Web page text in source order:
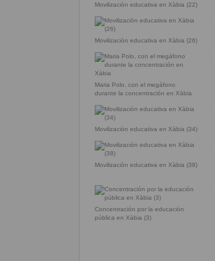
Movilización educativa en Xàbia (22)
Movilización educativa en Xàbia (26)
Maria Polo, con el megáfono
durante la concentración en Xàbia
Movilización educativa en Xàbia (34)
Movilización educativa en Xàbia (38)
Concentración por la educación
pública en Xàbia (3)